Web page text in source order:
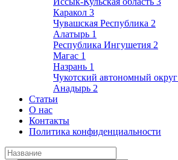
Каракол 3
Чувашская Республика 2
Алатырь 1
Республика Ингушетия 2
Магас 1
Назрань 1
Чукотский автономный округ
Анадырь 2
Статьи
О нас
Контакты
Политика конфиденциальности